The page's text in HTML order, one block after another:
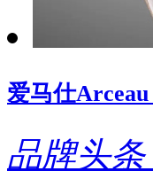
爱马仕
品牌头条